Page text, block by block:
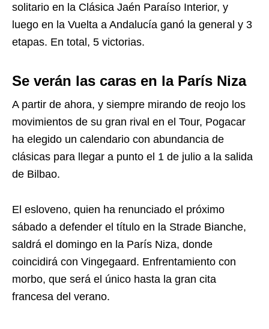
solitario en la Clásica Jaén Paraíso Interior, y
luego en la Vuelta a Andalucía ganó la general y 3
etapas. En total, 5 victorias.
Se verán las caras en la París Niza
A partir de ahora, y siempre mirando de reojo los
movimientos de su gran rival en el Tour, Pogacar
ha elegido un calendario con abundancia de
clásicas para llegar a punto el 1 de julio a la salida
de Bilbao.
El esloveno, quien ha renunciado el próximo
sábado a defender el título en la Strade Bianche,
saldrá el domingo en la París Niza, donde
coincidirá con Vingegaard. Enfrentamiento con
morbo, que será el único hasta la gran cita
francesa del verano.